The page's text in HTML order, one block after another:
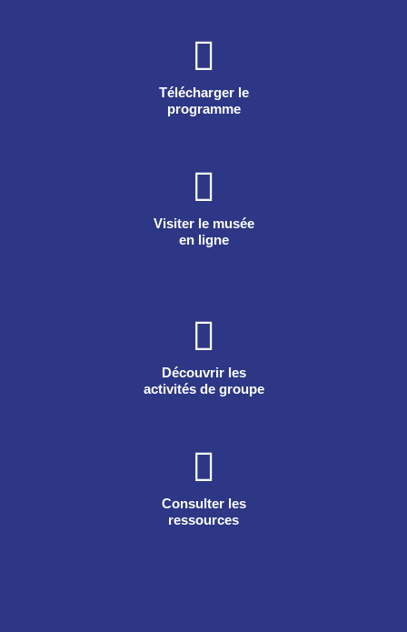
Télécharger le
programme
Visiter le musée
en ligne
Découvrir les
activités de groupe
Consulter les
ressources